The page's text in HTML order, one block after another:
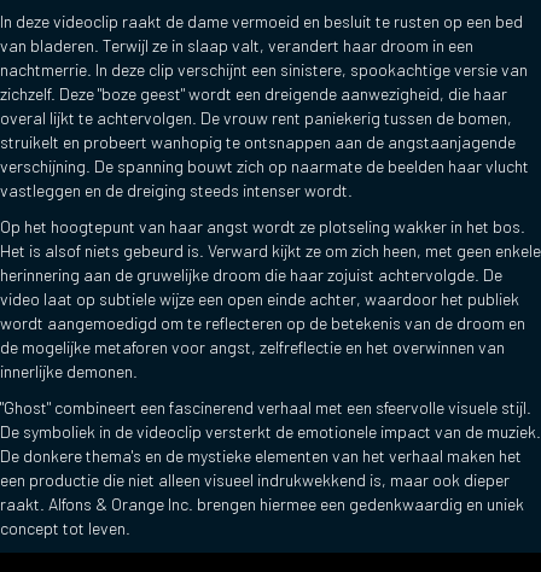
In deze videoclip raakt de dame vermoeid en besluit te rusten op een bed
van bladeren. Terwijl ze in slaap valt, verandert haar droom in een
nachtmerrie. In deze clip verschijnt een sinistere, spookachtige versie van
zichzelf. Deze "boze geest" wordt een dreigende aanwezigheid, die haar
overal lijkt te achtervolgen. De vrouw rent paniekerig tussen de bomen,
struikelt en probeert wanhopig te ontsnappen aan de angstaanjagende
verschijning. De spanning bouwt zich op naarmate de beelden haar vlucht
vastleggen en de dreiging steeds intenser wordt.
Op het hoogtepunt van haar angst wordt ze plotseling wakker in het bos.
Het is alsof niets gebeurd is. Verward kijkt ze om zich heen, met geen enkele
herinnering aan de gruwelijke droom die haar zojuist achtervolgde. De
video laat op subtiele wijze een open einde achter, waardoor het publiek
wordt aangemoedigd om te reflecteren op de betekenis van de droom en
de mogelijke metaforen voor angst, zelfreflectie en het overwinnen van
innerlijke demonen.
"Ghost" combineert een fascinerend verhaal met een sfeervolle visuele stijl.
De symboliek in de videoclip versterkt de emotionele impact van de muziek.
De donkere thema's en de mystieke elementen van het verhaal maken het
een productie die niet alleen visueel indrukwekkend is, maar ook dieper
raakt. Alfons & Orange Inc. brengen hiermee een gedenkwaardig en uniek
concept tot leven.